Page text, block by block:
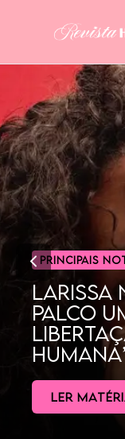
CINEMA
POR QUE
LER